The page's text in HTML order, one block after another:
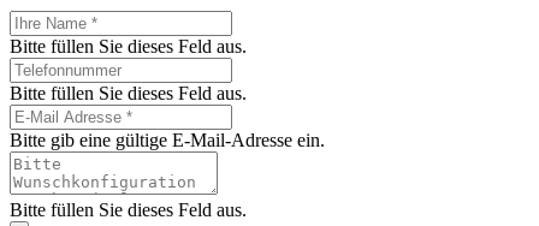
Bitte füllen Sie dieses Feld aus.
Bitte füllen Sie dieses Feld aus.
Bitte gib eine gültige E-Mail-Adresse ein.
Bitte füllen Sie dieses Feld aus.